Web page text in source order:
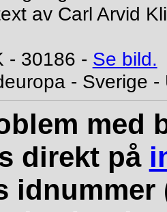
av Carl Arvid
- 30186 - Se bild.
- Sverige -
med
direkt på